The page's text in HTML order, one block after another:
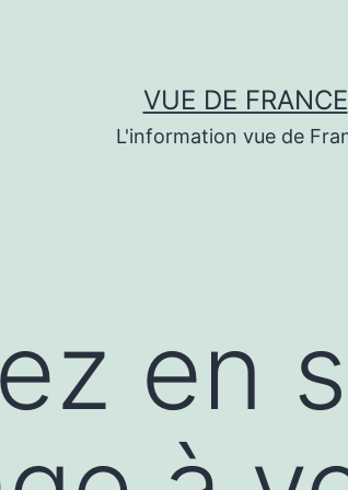
VUE DE FRANCE
L'information vue de
en